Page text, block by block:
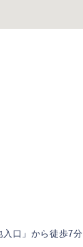
口」から徒歩7分